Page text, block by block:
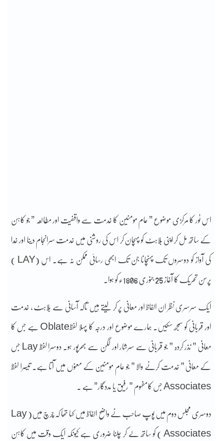
اس ٹور کا مرکزی موضوع ” عام مومنین کا خدمت سے واقفیت اور مطالعہ ” جو کاہن
کے ساتھ مل کر اپنی بُلاہٹ کو پہچان کر اس کی روشنی میں خدمت سرانجام دینا اور خُدا
کی آواز کو دوسروں تک پہنچانا جن تک ابھی رسائی ممکن نہ ہے۔ اس (LAY )
پرسن تحریک کا آغاز 25 جنوری 1806ء کو ہوا۔
ایک سرسری نظر ان الفاظ اور معانی پر کر لیتے ہیں تاکہ آسانی سے بُلاہٹ ، خدمت
اور قُربانی کو سمجھ سکیں۔ ہمارے موضوع اور درجہ کا پہلا لفظOblate ہے جس کا
معانی ” نذر کردہ ” جو قُربانی سے سرشار اور لگن سے بھرپور ہو۔ دوسرا لفظ Lay جس
کے معانی ” خدمت کرنے والا ” جو عام مومنین کے معنوں میں آتا ہے۔ تیسرا لفظ
Associates جس کامفہوم ” رفیق یا مددگار” ہے ۔
دوسری مجلس دوم میں پوپ صاحب نے واضح الفاظ میں کہا تھا کہ چرچ میں( Lay
Associates ) کو ساتھ لے کر چلنا ضروری ہے کیونکہ ایک وقت میں کاہن